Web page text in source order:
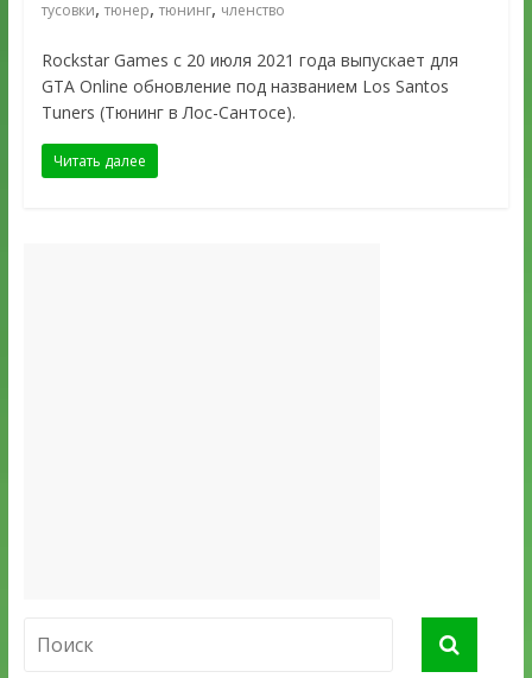
тусовки, тюнер, тюнинг, членство
Rockstar Games с 20 июля 2021 года выпускает для
GTA Online обновление под названием Los Santos
Tuners (Тюнинг в Лос-Сантосе).
Читать далее